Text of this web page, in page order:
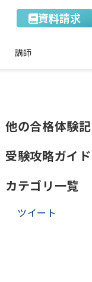
資料請求
講師
他の合格体験記
受験攻略ガイド
カテゴリ一覧
ツイート